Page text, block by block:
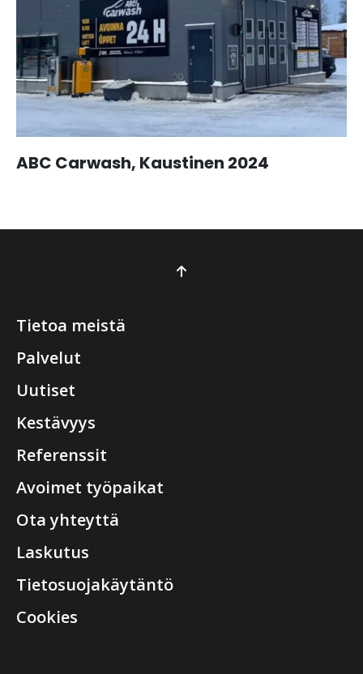
ABC Carwash, Kaustinen 2024
Tietoa meistä
Palvelut
Uutiset
Kestävyys
Referenssit
Avoimet työpaikat
Ota yhteyttä
Laskutus
Tietosuojakäytäntö
Cookies